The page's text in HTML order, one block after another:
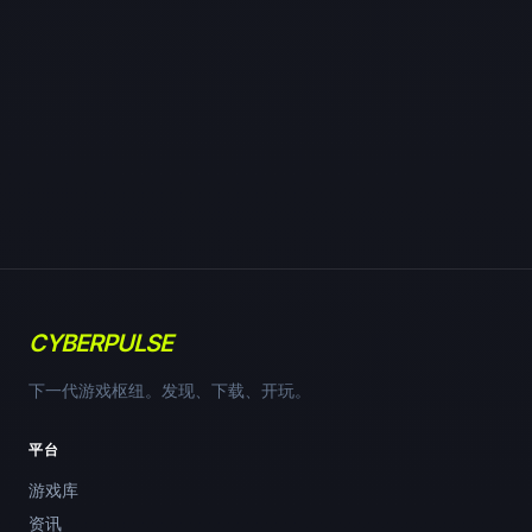
CYBERPULSE
下一代游戏枢纽。发现、下载、开玩。
平台
游戏库
资讯